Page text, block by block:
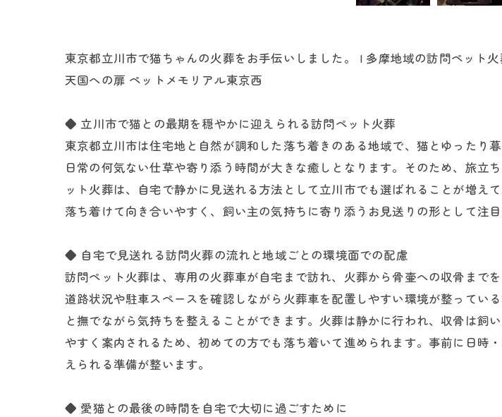
東京都立川市で猫ちゃんの火葬をお手伝いしました。 | 多摩地域の訪問ペット
天国への扉 ペットメモリアル東京西
◆ 立川市で猫との最期を穏やかに迎えられる訪問ペット火葬
東京都立川市は住宅地と自然が調和した落ち着きのある地域で、猫とゆったり
日常の何気ない仕草や寄り添う時間が大きな癒しとなります。そのため、旅
ット火葬は、自宅で静かに見送れる方法として立川市でも選ばれることが増え
落ち着けて向き合いやすく、飼い主の気持ちに寄り添うお見送りの形として注目
◆ 自宅で見送れる訪問火葬の流れと地域ごとの環境面での配慮
訪問ペット火葬は、専用の火葬車が自宅まで訪れ、火葬から骨壷への収骨まで
道路状況や駐車スペースを確認しながら火葬車を配置しやすい環境が整ってい
と撫でながら気持ちを整えることができます。火葬は静かに行われ、収骨は飼
やすく案内されるため、初めての方でも落ち着いて進められます。事前に日時
えられる準備が整います。
◆ 愛猫との最後の時間を自宅で大切に過ごすために